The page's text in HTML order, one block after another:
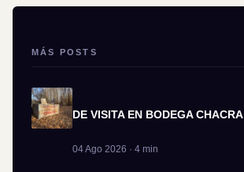
MÁS POSTS
DE VISITA EN BODEGA CHACRA
04 Ago 2026 · 4 min